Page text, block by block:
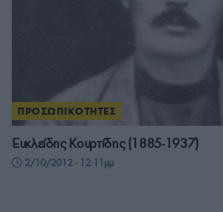
ΠΡΟΣΩΠΙΚΟΤΗΤΕΣ
Ευκλείδης Κουρτίδης (1885-1937)
2/10/2012 - 12:11μμ